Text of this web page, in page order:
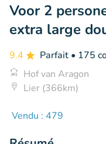
Voor 2
extra large
9.4 Parfait • 175
Hof van Aragon
Lier (366km)
Vendu : 479